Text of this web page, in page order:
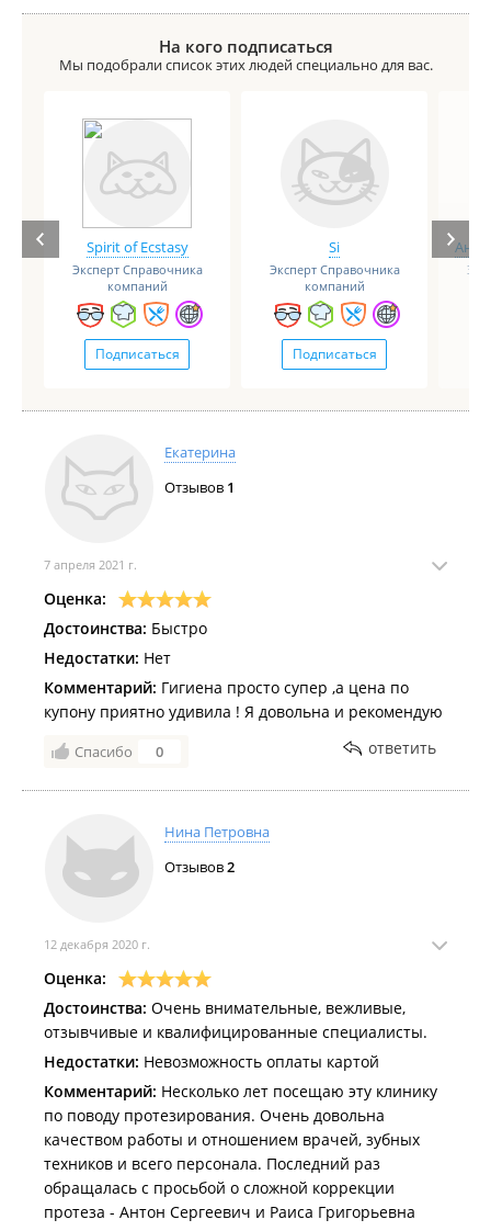
месяца после лечения.
не знааааааю, ну я Ж не врааач. На мой вопрос-
нам клинику с таким подходом менять ?
Администратор опять :нууу не зНаааааю.
Это жесть , а не клиентоориентированность.
На кого подписаться
Мы подобрали список этих людей специально для вас.
Spirit of Ecstasy
Эксперт Справочника
компаний
Подписаться
Si
Эксперт Справочника
компаний
Подписаться
Екатерина
Отзывов 1
7 апреля 2021 г.
Оценка:
Достоинства: Быстро
Недостатки: Нет
Комментарий: Гигиена просто супер ,а цена по
купону приятно удивила ! Я довольна и рекомендую
Спасибо 0 ответить
Нина Петровна
Отзывов2
12 декабря 2020 г.
Оценка:
Достоинства: Очень внимательные, вежливые,
отзывчивые и квалифицированные специалисты.
Недостатки: Невозможность оплаты картой
Комментарий: Несколько лет посещаю эту клинику
по поводу протезирования. Очень довольна
качеством работы и отношением врачей, зубных
техников и всего персонала. Последний раз
обращалась с просьбой о сложной коррекции
протеза - Антон Сергеевич и Раиса Григорьевна